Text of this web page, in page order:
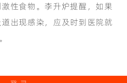
性食物。李升炉提醒，如果
出现感染，应及时到医院就